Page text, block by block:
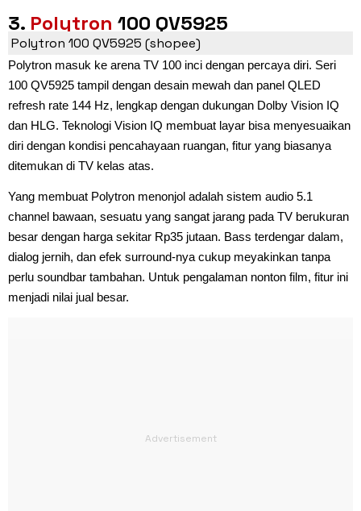
3. Polytron 100 QV5925
Polytron 100 QV5925 (shopee)
Polytron masuk ke arena TV 100 inci dengan percaya diri. Seri
100 QV5925 tampil dengan desain mewah dan panel QLED
refresh rate 144 Hz, lengkap dengan dukungan Dolby Vision IQ
dan HLG. Teknologi Vision IQ membuat layar bisa menyesuaikan
diri dengan kondisi pencahayaan ruangan, fitur yang biasanya
ditemukan di TV kelas atas.
Yang membuat Polytron menonjol adalah sistem audio 5.1
channel bawaan, sesuatu yang sangat jarang pada TV berukuran
besar dengan harga sekitar Rp35 jutaan. Bass terdengar dalam,
dialog jernih, dan efek surround-nya cukup meyakinkan tanpa
perlu soundbar tambahan. Untuk pengalaman nonton film, fitur ini
menjadi nilai jual besar.